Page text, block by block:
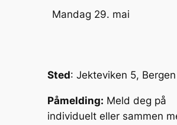
Mandag 29. mai
Sted: Jekteviken 5, Bergen
Påmelding: Meld deg på
individuelt eller sammen